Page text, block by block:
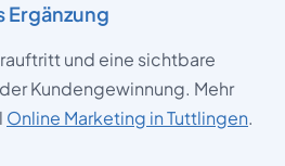
Ergänzung
und eine sichtbare
Kundengewinnung. Mehr
Online Marketing in Tuttlingen.